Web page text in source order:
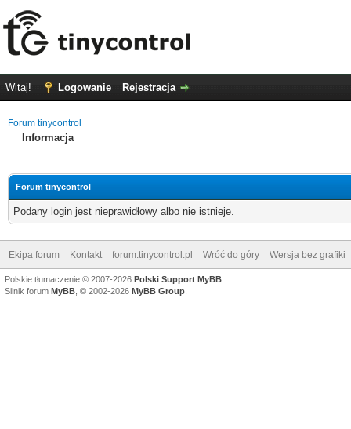
Witaj! Logowanie Rejestracja
Forum tinycontrol
Informacja
Forum tinycontrol
Podany login jest nieprawidłowy albo nie istnieje.
Ekipa forum Kontakt forum.tinycontrol.pl Wróć do góry Wersja bez grafiki
Polskie tłumaczenie © 2007-2026 Polski Support MyBB
Silnik forum MyBB , © 2002-2026 MyBB Group